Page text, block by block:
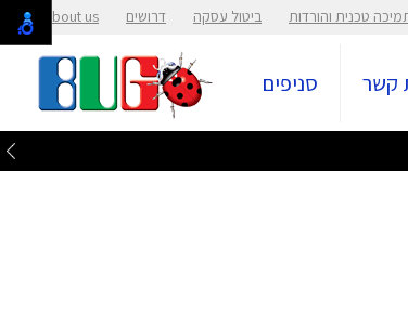
טכנית והורדות ביטול עסקה דרושים About us
קשר סניפים